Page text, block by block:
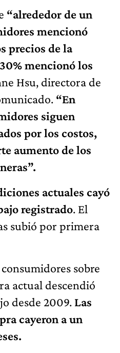
“alrededor de un
mencionó
precios de la
mencionó los
Hsu, directora de
“En
siguen
por los costos,
aumento de los
actuales cayó
registrado. El
subió por primera
sobre
actual descendió
desde 2009. Las
cayeron a un